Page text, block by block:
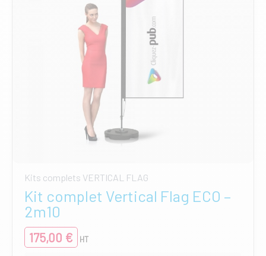
Kits complets VERTICAL FLAG
Kit complet Vertical Flag ECO –
2m10
175,00 € HT